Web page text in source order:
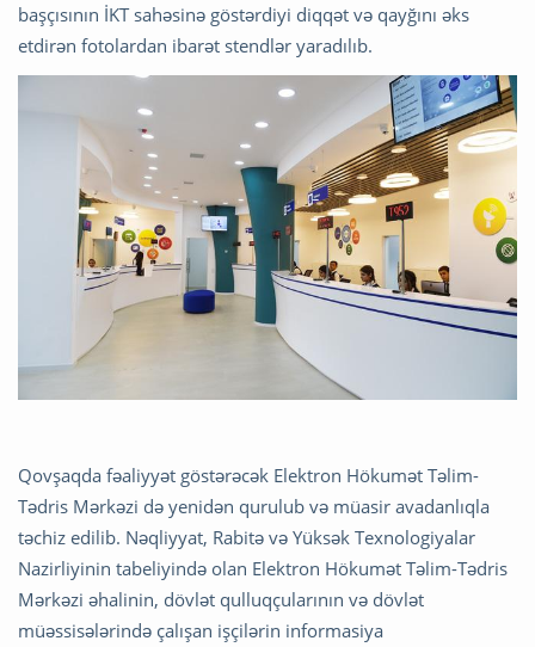
başçısının İKT sahəsinə göstərdiyi diqqət və qayğını əks
etdirən fotolardan ibarət stendlər yaradılıb.
Qovşaqda fəaliyyət göstərəcək Elektron Hökumət Təlim-
Tədris Mərkəzi də yenidən qurulub və müasir avadanlıqla
təchiz edilib. Nəqliyyat, Rabitə və Yüksək Texnologiyalar
Nazirliyinin tabeliyində olan Elektron Hökumət Təlim-Tədris
Mərkəzi əhalinin, dövlət qulluqçularının və dövlət
müəssisələrində çalışan işçilərin informasiya